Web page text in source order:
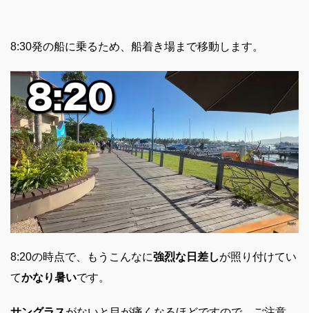
8:30発の船に乗るため、船着き場まで移動します。
8:20の時点で、もうこんなに強烈な日差しが照り付けてい
てかなり暑いです。